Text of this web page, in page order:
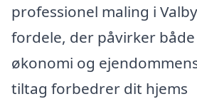
professionel maling i
fordele, der påvirker
økonomi og
tiltag forbedrer dit hjems